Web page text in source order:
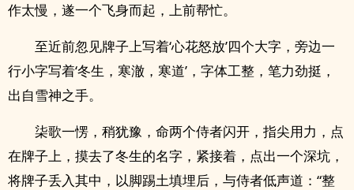
作太慢，遂一个飞身而起，上前帮忙。
至近前忽见牌子上写着‘心花怒放’四个大字，旁边一
行小字写着‘冬生，寒澈，寒道’，字体工整，笔力劲挺，
出自雪神之手。
柒歌一愣，稍犹豫，命两个侍者闪开，指尖用力，点
在牌子上，摸去了冬生的名字，紧接着，点出一个深坑，
将牌子丢入其中，以脚踢土填埋后，与侍者低声道：“整